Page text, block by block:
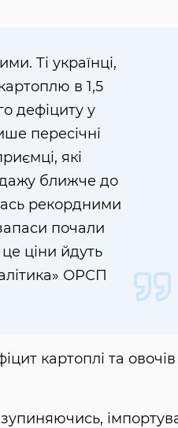
Ті українці,
в 1,5
дефіциту у
пересічні
які
ближче до
рекордними
почали
ціни йдуть
ОРСП
картоплі та овочів